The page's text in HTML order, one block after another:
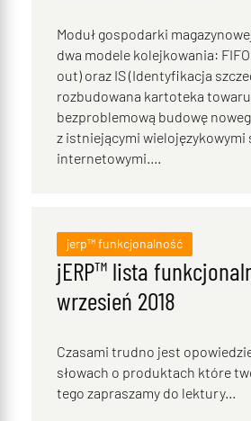
Moduł gospodarki
dwa modele kolejkowania:
out) oraz IS (Identyfikacja
rozbudowana kartoteka
bezproblemową budowę
z istniejącymi wielojęzykowymi
internetowymi....
jerp™ funkcjonalność
jERP™ lista
wrzesień 2018
Czasami trudno jest
słowach o produktach które
tego zapraszamy do lektury...